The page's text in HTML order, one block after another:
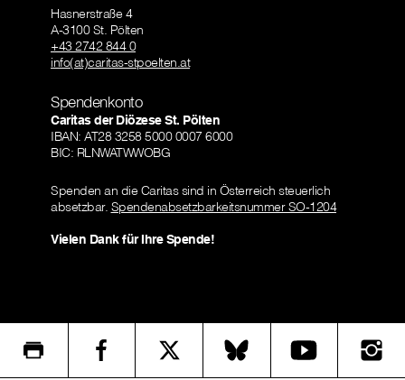
Hasnerstraße 4
A-3100 St. Pölten
+43 2742 844 0
info(at)caritas-stpoelten.at
Spendenkonto
Caritas der Diözese St. Pölten
IBAN: AT28 3258 5000 0007 6000
BIC: RLNWATWWOBG
Spenden an die Caritas sind in Österreich steuerlich
absetzbar. Spendenabsetzbarkeitsnummer SO-1204
Vielen Dank für Ihre Spende!